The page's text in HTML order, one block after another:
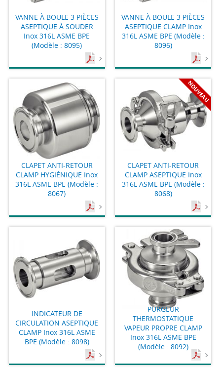
VANNE À BOULE 3 PIÈCES
ASEPTIQUE À SOUDER
Inox 316L ASME BPE
(Modèle : 8095)
VANNE À BOULE 3 PIÈCES
ASEPTIQUE CLAMP Inox
316L ASME BPE (Modèle :
8096)
CLAPET ANTI-RETOUR
CLAMP HYGIÉNIQUE Inox
316L ASME BPE (Modèle :
8067)
NOUVEAU
CLAPET ANTI-RETOUR
CLAMP ASEPTIQUE Inox
316L ASME BPE (Modèle :
8068)
INDICATEUR DE
CIRCULATION ASEPTIQUE
CLAMP Inox 316L ASME
BPE (Modèle : 8098)
PURGEUR
THERMOSTATIQUE
VAPEUR PROPRE CLAMP
Inox 316L ASME BPE
(Modèle : 8092)